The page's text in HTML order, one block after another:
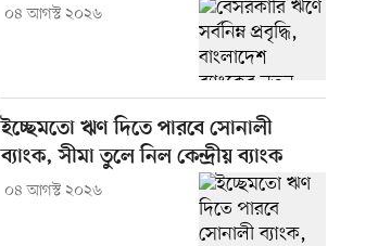
০৪ আগস্ট ২০২৬
ইচ্ছেমতো ঋণ দিতে পারবে সোনালী
ব্যাংক, সীমা তুলে নিল কেন্দ্রীয় ব্যাংক
০৪ আগস্ট ২০২৬